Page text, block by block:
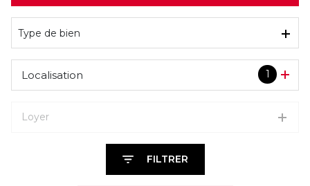
Type de bien
1
Localisation
Loyer
FILTRER